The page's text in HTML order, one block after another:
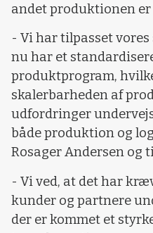
andet produktionen er
- Vi har tilpasset
nu har et
produktprogram,
skalerbarheden af
udfordringer
både produktion og
Rosager Andersen og
- Vi ved, at det har
kunder og partnere
der er kommet et